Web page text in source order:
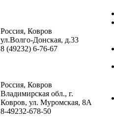
Россия, Ковров
ул.Волго-Донская, д.33
8 (49232) 6-76-67
Россия, Ковров
Владимирская обл., г.
Ковров, ул. Муромская, 8А
8-49232-678-50